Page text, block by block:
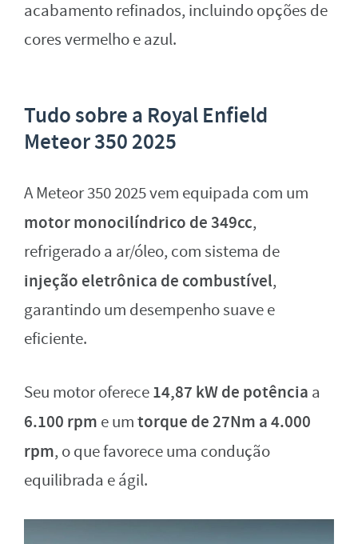
acabamento refinados, incluindo opções de
cores vermelho e azul.
Tudo sobre a Royal Enfield
Meteor 350 2025
A Meteor 350 2025 vem equipada com um
motor monocilíndrico de 349cc,
refrigerado a ar/óleo, com sistema de
injeção eletrônica de combustível,
garantindo um desempenho suave e
eficiente.
Seu motor oferece14,87 kW de potência a
6.100 rpm e umtorque de 27Nm a 4.000
rpm, o que favorece uma condução
equilibrada e ágil.